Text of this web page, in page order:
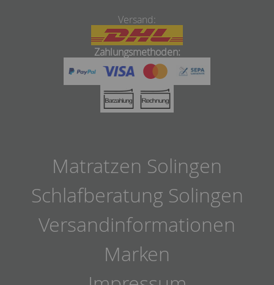
Versand:
Zahlungsmethoden:
Matratzen Solingen
Schlafberatung Solingen
Versandinformationen
Marken